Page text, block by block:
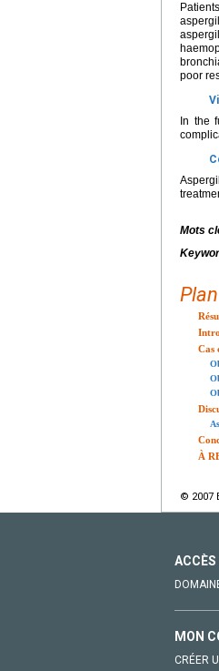
poor
In the
Mots
Plan
Cas
À
© 2007
ACCÈS
MON
CRÉER